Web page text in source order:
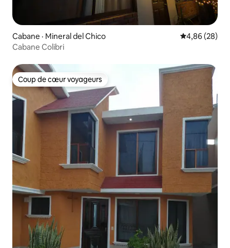
Cabane · Mineral del Chico Note
4,86 (28)
Cabane Colibri
Coup de cœur voyageurs
Coup de cœur voyageurs